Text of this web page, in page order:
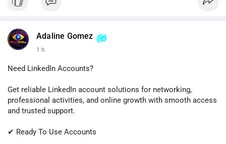
Contact us now to get started!
💬 Telegram: @SellsSMM
#sellssmm
Adaline Gomez
1 h
Need LinkedIn Accounts?
Get reliable LinkedIn account solutions for networking,
professional activities, and online growth with smooth access
and trusted support.
✔ Ready To Use Accounts